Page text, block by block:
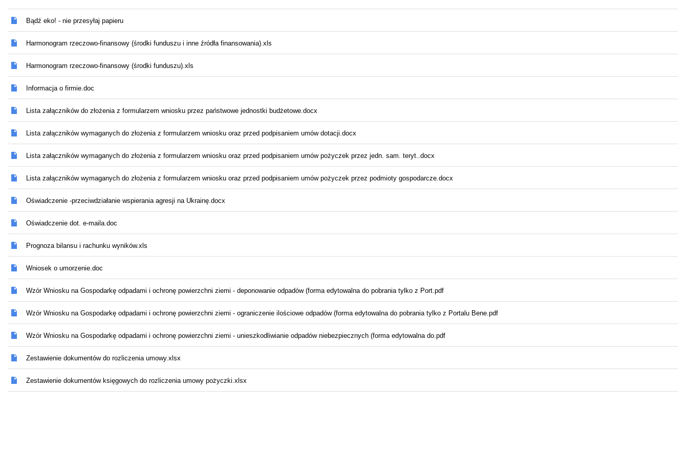
Bądź eko! - nie przesyłaj papieru
Harmonogram rzeczowo-finansowy (środki funduszu i inne źródła finansowania).xls
Harmonogram rzeczowo-finansowy (środki funduszu).xls
Informacja o firmie.doc
Lista załączników do złożenia z formularzem wniosku przez państwowe jednostki budżetowe.docx
Lista załączników wymaganych do złożenia z formularzem wniosku oraz przed podpisaniem umów dotacji.docx
Lista załączników wymaganych do złożenia z formularzem wniosku oraz przed podpisaniem umów pożyczek przez jedn. sam. teryt..docx
Lista załączników wymaganych do złożenia z formularzem wniosku oraz przed podpisaniem umów pożyczek przez podmioty gospodarcze.docx
Oświadczenie -przeciwdziałanie wspierania agresji na Ukrainę.docx
Oświadczenie dot. e-maila.doc
Prognoza bilansu i rachunku wyników.xls
Wniosek o umorzenie.doc
Wzór Wniosku na Gospodarkę odpadami i ochronę powierzchni ziemi - deponowanie odpadów (forma edytowalna do pobrania tylko z Port.pdf
Wzór Wniosku na Gospodarkę odpadami i ochronę powierzchni ziemi - ograniczenie ilościowe odpadów (forma edytowalna do pobrania tylko z Portalu Bene.pdf
Wzór Wniosku na Gospodarkę odpadami i ochronę powierzchni ziemi - unieszkodliwianie odpadów niebezpiecznych (forma edytowalna do.pdf
Zestawienie dokumentów do rozliczenia umowy.xlsx
Zestawienie dokumentów księgowych do rozliczenia umowy pożyczki.xlsx